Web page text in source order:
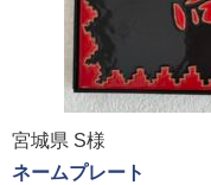
宮城県 S様
ネームプレート